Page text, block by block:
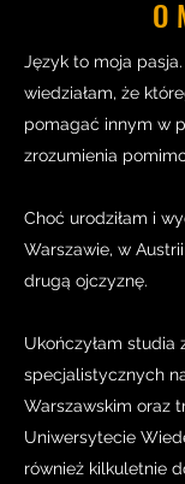
O
Język to moja
wiedziałam, że
pomagać innym w
zrozumienia
Choć urodziłam i
Warszawie, w
drugą ojczyznę.
Ukończyłam studia
specjalistycznych
Warszawskim oraz
Uniwersytecie
również kilkuletnie